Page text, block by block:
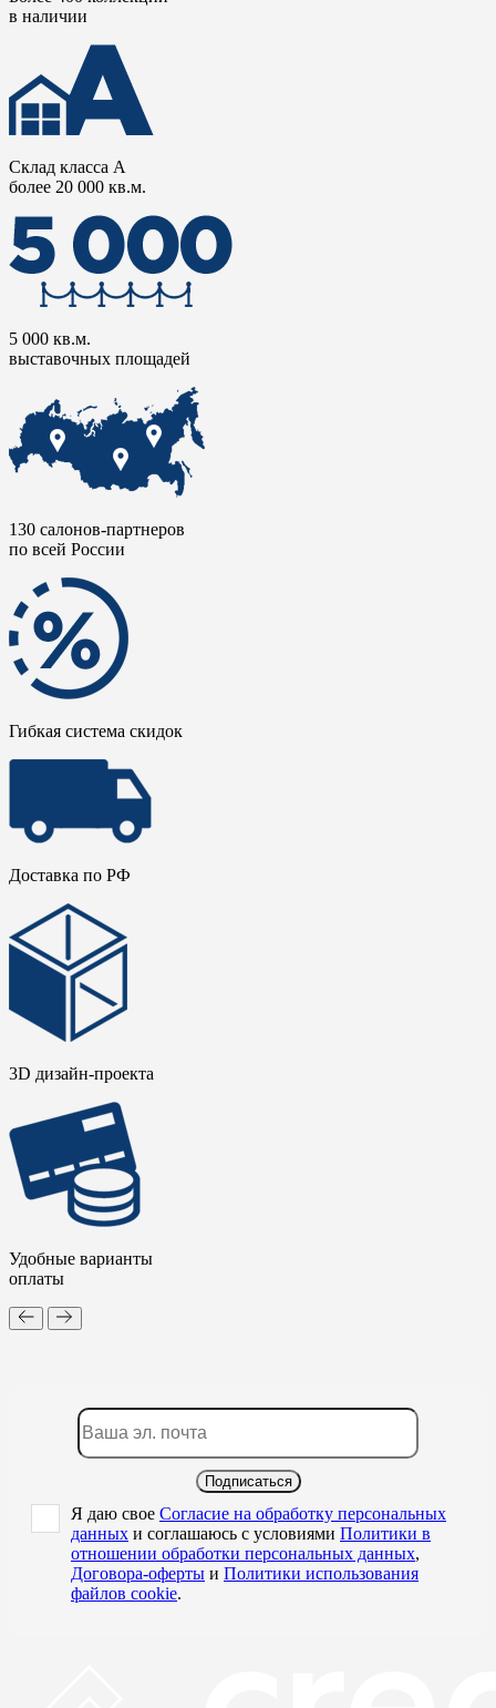
в наличии
Склад класса А
более 20 000 кв.м.
5 000 кв.м.
выставочных площадей
130 салонов-партнеров
по всей России
Гибкая система скидок
Доставка по РФ
3D дизайн-проекта
Удобные варианты
оплаты
Подписаться
Я даю свое Согласие на обработку персональных
данных и соглашаюсь с условиями Политики в
отношении обработки персональных данных,
Договора-оферты и Политики использования
файлов cookie.